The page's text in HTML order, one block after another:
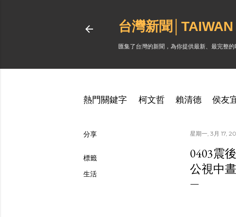
台灣新聞
匯集了台灣的新聞，為你提供最新、最完整的
熱門關鍵字 柯文哲 賴清德 侯友
分享
標籤
生活
星期一, 3月 17,
0403震
公視中